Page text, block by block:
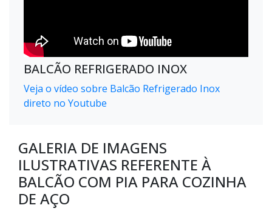
BALCÃO REFRIGERADO INOX
Veja o vídeo sobre Balcão Refrigerado Inox
direto no Youtube
GALERIA DE IMAGENS
ILUSTRATIVAS REFERENTE À
BALCÃO COM PIA PARA COZINHA
DE AÇO